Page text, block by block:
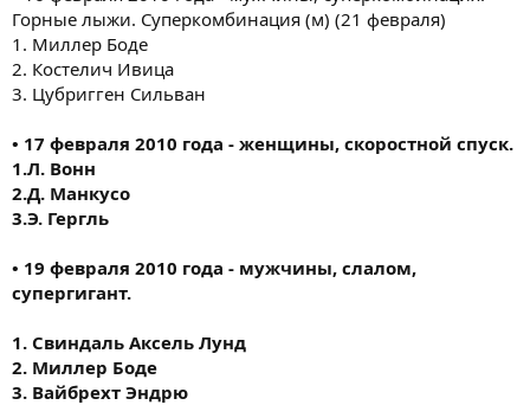
Горные лыжи. Суперкомбинация (м) (21 февраля)
1. Миллер Боде
2. Костелич Ивица
3. Цубригген Сильван
• 17 февраля 2010 года - женщины, скоростной спуск.
1.Л. Вонн
2.Д. Манкусо
3.Э. Гергль
• 19 февраля 2010 года - мужчины, слалом,
супергигант.
1. Свиндаль Аксель Лунд
2. Миллер Боде
3. Вайбрехт Эндрю